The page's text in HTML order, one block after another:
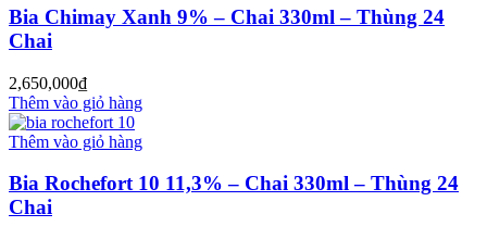
Bia Chimay Xanh 9% – Chai 330ml – Thùng 24
Chai
2,650,000₫
Thêm vào giỏ hàng
Thêm vào giỏ hàng
Bia Rochefort 10 11,3% – Chai 330ml – Thùng 24
Chai